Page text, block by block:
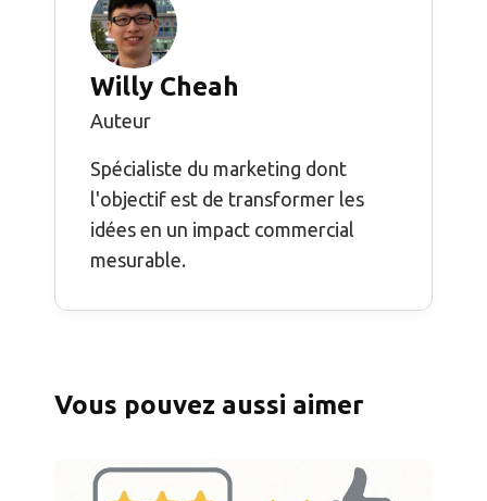
Willy Cheah
Auteur
Spécialiste du marketing dont
l'objectif est de transformer les
idées en un impact commercial
mesurable.
Vous pouvez aussi aimer